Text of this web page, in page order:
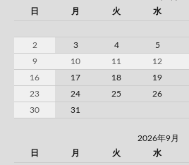
日
月 火 水
2
3 4 5
9
10 11 12
16
17 18 19
23
24 25 26
30
31
2026年9月
日
月 火 水